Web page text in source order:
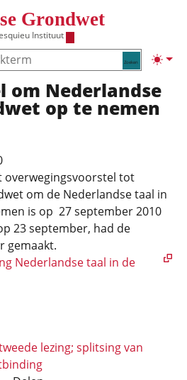
Grondwet
Instituut
Zoeken
om Nederlandse
op te nemen
overwegingsvoorstel tot
om de Nederlandse taal in
is op 27 september 2010
23 september, had de
gemaakt.
Nederlandse taal in de
lezing; splitsing van